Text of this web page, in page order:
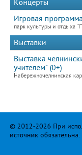
Концерты
Игровая
парк культуры и отдыха
Выставки
Выставка
учителем" (0+)
Набережночелнинская
© 2012-2026 При
источник обязательна.